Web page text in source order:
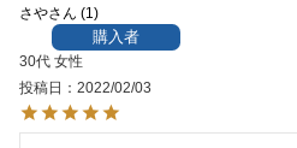
さや 1
購入者
30代 女性
投稿日
2022/02/03